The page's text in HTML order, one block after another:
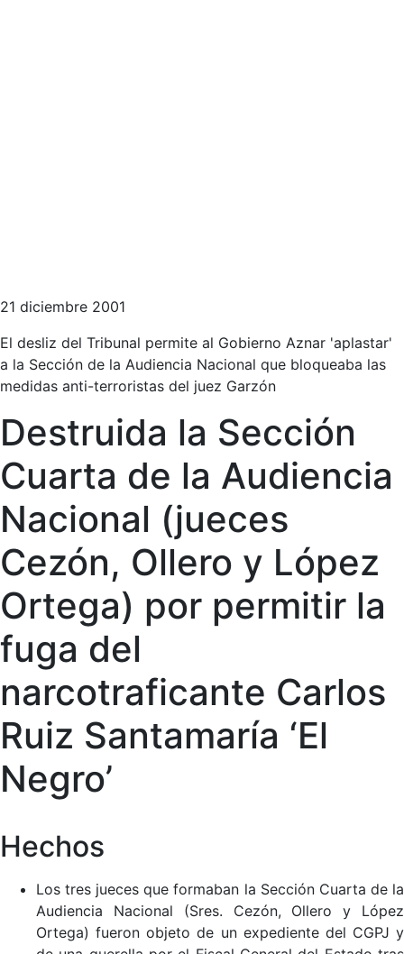
21 diciembre 2001
El desliz del Tribunal permite al Gobierno Aznar 'aplastar'
a la Sección de la Audiencia Nacional que bloqueaba las
medidas anti-terroristas del juez Garzón
Destruida la Sección
Cuarta de la Audiencia
Nacional (jueces
Cezón, Ollero y López
Ortega) por permitir la
fuga del
narcotraficante Carlos
Ruiz Santamaría ‘El
Negro’
Hechos
Los tres jueces que formaban la Sección Cuarta de la
Audiencia Nacional (Sres. Cezón, Ollero y López
Ortega) fueron objeto de un expediente del CGPJ y